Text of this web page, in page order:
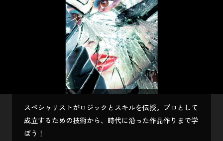
スペシャリストがロジックとスキルを伝授。プロとして
成立するための技術から、時代に沿った作品作りまで学
ぼう！